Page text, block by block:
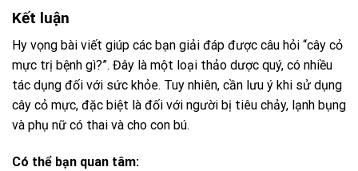
Kết luận
Hy vọng bài viết giúp các bạn giải đáp được câu hỏi “cây cỏ
mực trị bệnh gì?”. Đây là một loại thảo dược quý, có nhiều
tác dụng đối với sức khỏe. Tuy nhiên, cần lưu ý khi sử dụng
cây cỏ mực, đặc biệt là đối với người bị tiêu chảy, lạnh bụng
và phụ nữ có thai và cho con bú.
Có thể bạn quan tâm: